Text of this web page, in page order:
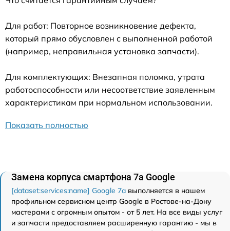
Для работ: Повторное возникновение дефекта,
который прямо обусловлен с выполненной работой
(например, неправильная установка запчасти).
Для комплектующих: Внезапная поломка, утрата
работоспособности или несоответствие заявленным
характеристикам при нормальном использовании.
Показать полностью
Замена корпуса смартфона 7a Google
[dataset:services:name] Google 7a выполняется в нашем
профильном сервисном центр Google в Ростове-на-Дону
мастерами с огромным опытом - от 5 лет. На все виды услуг
и запчасти предоставляем расширенную гарантию - мы в